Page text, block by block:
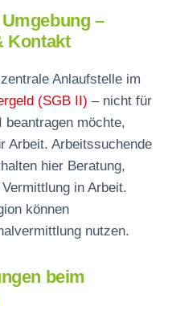
–
Kontakt
Anlaufstelle im
(SGB II) – nicht für
möchte,
Arbeit. Arbeitssuchende
hier Beratung,
in Arbeit.
können
nutzen.
beim